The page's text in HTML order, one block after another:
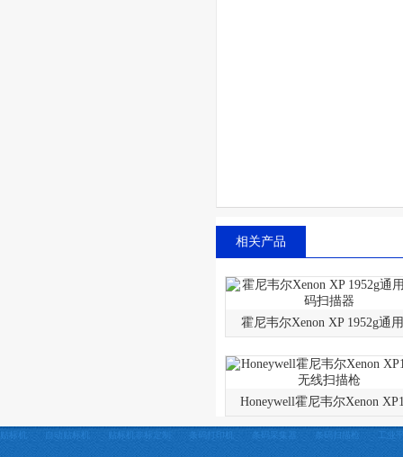
相关产品
霍尼韦尔Xenon XP 1952g通
Honeywell霍尼韦尔Xenon
贴标机 自动贴标机 贴标机非标定制 条码打印机 条码采集器 条码扫描枪 工业